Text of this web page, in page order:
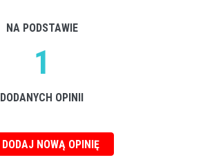
NA PODSTAWIE
1
DODANYCH OPINII
DODAJ NOWĄ OPINIĘ